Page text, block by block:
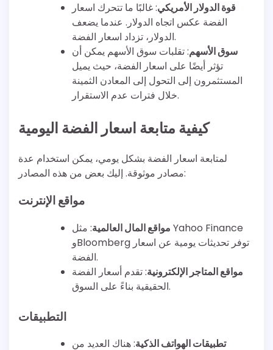
قوة الدولار الأمريكي: غالبًا ما تتحرك اسعار
الفضة عكس اتجاه الدولار. عندما يضعف
الدولار، تزداد اسعار الفضة.
سوق الأسهم: تقلبات سوق الأسهم يمكن أن
تؤثر أيضًا على اسعار الفضة، حيث يميل
المستثمرون إلى التحول إلى المعادن الثمينة
خلال فترات عدم الاستقرار.
كيفية متابعة اسعار الفضة اليومية
لمتابعة اسعار الفضة بشكل يومي، يمكن استخدام عدة
مصادر موثوقة. إليك بعض من هذه المصادر:
مواقع الإنترنت
مواقع المال العالمية: مثل Yahoo Finance
وBloomberg توفر تحديثات يومية عن اسعار
الفضة.
مواقع المتاجر الإلكترونية: تقدم أسعار الفضة
الحقيقية بناءً على السوق.
التطبيقات
تطبيقات الهواتف الذكية: هناك العديد من